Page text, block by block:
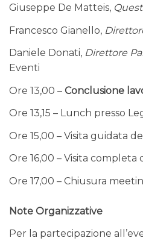
Giuseppe De Matteis,
Francesco Gianello,
Daniele Donati, Direttore
Eventi
Ore 13,00 – Conclusione
Ore 13,15 – Lunch presso
Ore 15,00 – Visita guidata
Ore 16,00 – Visita
Ore 17,00 – Chiusura
Note Organizzative
Per la partecipazione